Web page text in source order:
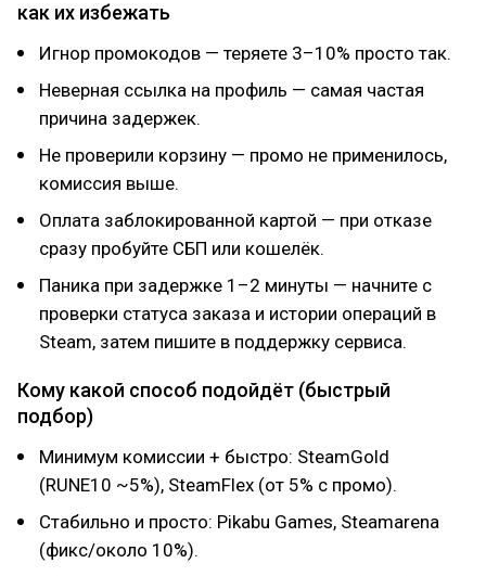
как их избежать
Игнор промокодов — теряете 3–10% просто так.
Неверная ссылка на профиль — самая частая
причина задержек.
Не проверили корзину — промо не применилось,
комиссия выше.
Оплата заблокированной картой — при отказе
сразу пробуйте СБП или кошелёк.
Паника при задержке 1–2 минуты — начните с
проверки статуса заказа и истории операций в
Steam, затем пишите в поддержку сервиса.
Кому какой способ подойдёт (быстрый
подбор)
Минимум комиссии + быстро: SteamGold
(RUNE10 ~5%), SteamFlex (от 5% с промо).
Стабильно и просто: Pikabu Games, Steamarena
(фикс/около 10%).